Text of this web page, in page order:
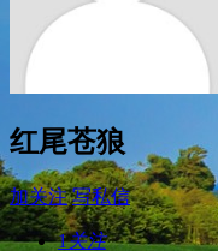
红尾苍狼
加关注 写私信
1关注